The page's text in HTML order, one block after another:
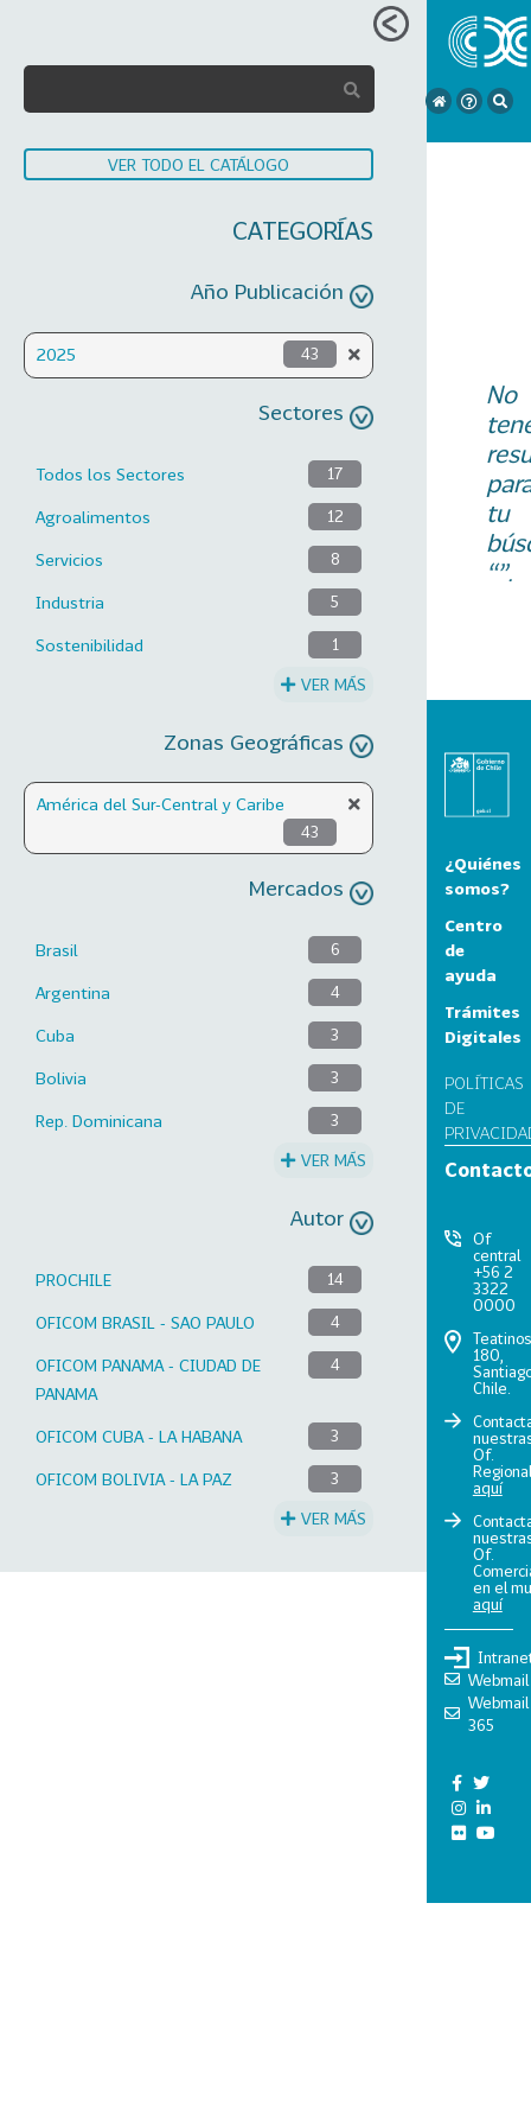
VER TODO EL CATÁLOGO
CATEGORÍAS
Año Publicación
2025 43
Sectores
Todos los Sectores 17
Agroalimentos 12
Servicios 8
Industria 5
Sostenibilidad 1
VER MÁS
Zonas Geográficas
América del Sur-Central y Caribe
43
Mercados
Brasil 6
Argentina 4
Cuba 3
Bolivia 3
Rep. Dominicana 3
VER MÁS
Autor
PROCHILE 14
OFICOM BRASIL - SAO PAULO 4
OFICOM PANAMA - CIUDAD DE
PANAMA
4
OFICOM CUBA - LA HABANA 3
OFICOM BOLIVIA - LA PAZ 3
VER MÁS
No
tu
“”.
¿Quiénes
somos?
Centro
de
ayuda
Trámites
Digitales
POLÍTICAS
DE
Of
central
+56 2
3322
0000
Teatinos
180,
Chile.
Of.
aquí
Of.
en el
aquí
Webmail
Webmail
365